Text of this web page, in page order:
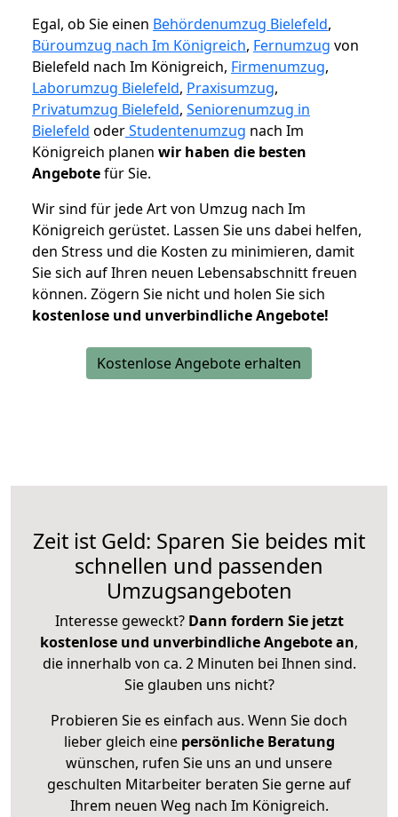
Egal, ob Sie einen Behördenumzug Bielefeld,
Büroumzug nach Im Königreich, Fernumzug von
Bielefeld nach Im Königreich, Firmenumzug,
Laborumzug Bielefeld, Praxisumzug,
Privatumzug Bielefeld, Seniorenumzug in
Bielefeld oderStudentenumzug nach Im
Königreich planen wir haben die besten
Angebotefür Sie.
Wir sind für jede Art von Umzug nach Im
Königreich gerüstet. Lassen Sie uns dabei helfen,
den Stress und die Kosten zu minimieren, damit
Sie sich auf Ihren neuen Lebensabschnitt freuen
können. Zögern Sie nicht und holen Sie sich
kostenlose und unverbindliche Angebote!
Kostenlose Angebote erhalten
Zeit ist Geld: Sparen Sie beides mit
schnellen und passenden
Umzugsangeboten
Interesse geweckt? Dann fordern Sie jetzt
kostenlose und unverbindliche Angebote an,
die innerhalb von ca. 2 Minuten bei Ihnen sind.
Sie glauben uns nicht?
Probieren Sie es einfach aus. Wenn Sie doch
lieber gleich eine persönliche Beratung
wünschen, rufen Sie uns an und unsere
geschulten Mitarbeiter beraten Sie gerne auf
Ihrem neuen Weg nach Im Königreich.